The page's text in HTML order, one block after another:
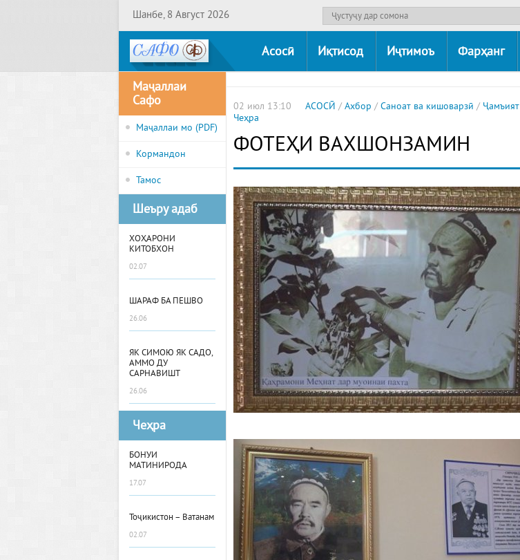
Шанбе, 8 Август 2026
Асосӣ Иқтисод Иҷтимоъ Фарҳанг
Маҷаллаи
Сафо
Маҷаллаи мо (PDF)
Кормандон
Тамос
Шеъру адаб
ХОҲАРОНИ
КИТОБХОН
02.07
ШАРАФ БА ПЕШВО
26.06
ЯК СИМОЮ ЯК САДО,
АММО ДУ
САРНАВИШТ
26.06
Чеҳра
БОНУИ
МАТИНИРОДА
17.07
Тоҷикистон – Ватанам
02.07
02 июл 13:10 АСОСӢ / Ахбор / Саноат ва кишоварзӣ / Ҷамъият
Чеҳра
ФОТЕҲИ ВАХШОНЗАМИН